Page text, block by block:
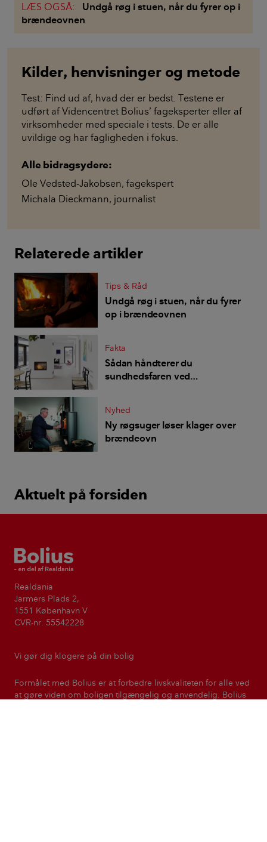
LÆS OGSÅ:
Undgå røg i stuen, når du fyrer op i
brændeovnen
Kilder, henvisninger og metode
Test: Find ud af, hvad der er bedst. Testene er
udført af Videncentret Bolius’ fageksperter eller af
virksomheder med speciale i tests. De er alle
uvildige og har fagligheden i fokus.
Alle bidragsydere:
Ole Vedsted-Jakobsen, fagekspert
Michala Dieckmann, journalist
Relaterede artikler
Tips & Råd
Undgå røg i stuen, når du fyrer
op i brændeovnen
Fakta
Sådan håndterer du
sundhedsfaren ved
Nyhed
Ny røgsuger løser klager over
brændeovn
Aktuelt på forsiden
Bolius
Realdania
Jarmers Plads 2,
1551 København V
CVR-nr. 55542228
Vi gør dig klogere på din bolig
Formålet med Bolius er at forbedre livskvaliteten for alle ved
at gøre viden om boligen tilgængelig og anvendelig. Bolius